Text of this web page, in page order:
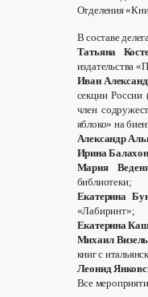
Отделения
В составе
Татьяна
издательства
Иван
секции
член
яблоко» на
Александр
Ирина
Мария
библиотеки;
Екатерина
«Лабиринт»;
Екатерина
Михаил
книг с
Леонид
Все